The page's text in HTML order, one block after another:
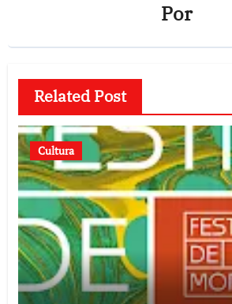
Por
Related Post
Cultura